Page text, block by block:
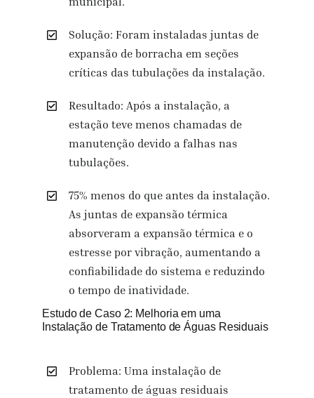
Solução: Foram instaladas juntas de
expansão de borracha em seções
críticas das tubulações da instalação.
Resultado: Após a instalação, a
estação teve menos chamadas de
manutenção devido a falhas nas
tubulações.
75% menos do que antes da instalação.
As juntas de expansão térmica
absorveram a expansão térmica e o
estresse por vibração, aumentando a
confiabilidade do sistema e reduzindo
o tempo de inatividade.
Estudo de Caso 2: Melhoria em uma
Instalação de Tratamento de Águas Residuais
Problema: Uma instalação de
tratamento de águas residuais